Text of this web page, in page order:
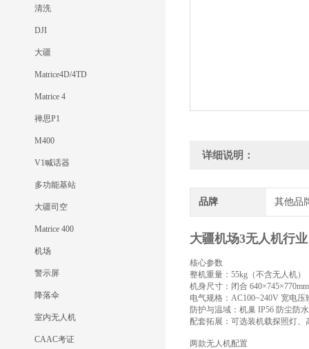
清洗
DJI
大疆
Matrice4D/4TD
Matrice 4
禅思P1
M400
V1喊话器
多功能基站
大疆司空
Matrice 400
机场
警示屏
降落伞
室内无人机
CAAC考证
详细说明：
品牌 其他品
大疆机场3无人机行
核心参数
整机重量：55kg（不含无人机
机身尺寸：闭合
电气规格：AC100~240V 宽电
防护与温域：机巢 IP56 防尘防
配套拓展：可选装机载探照灯
两款无人机配置